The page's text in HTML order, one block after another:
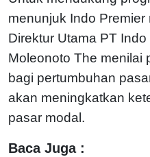
menunjuk Indo Premier
Direktur Utama PT
Moleonoto The menilai
bagi pertumbuhan
akan meningkatkan
pasar modal.
Baca Juga :